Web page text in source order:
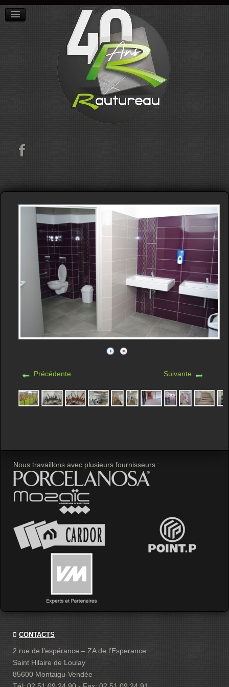
L'ENTREPRISE
Précédente Suivante
Nous travaillons avec plusieurs fournisseurs :
CONTACTS
2 rue de l’espérance – ZA de l’Esperance
Saint Hilaire de Loulay
85600 Montaigu-Vendée